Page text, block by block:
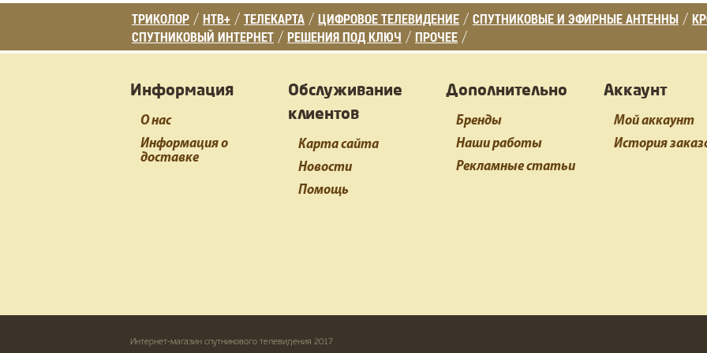
ТРИКОЛОР / НТВ+ / ТЕЛЕКАРТА / ЦИФРОВОЕ ТЕЛЕВИДЕНИЕ / СПУТНИКОВЫЕ И ЭФИРНЫЕ АНТЕННЫ /
СПУТНИКОВЫЙ ИНТЕРНЕТ / РЕШЕНИЯ ПОД КЛЮЧ / ПРОЧЕЕ /
Информация
О нас
Информация о
доставке
Обслуживание
клиентов
Карта сайта
Новости
Помощь
Дополнительно
Бренды
Наши работы
Рекламные статьи
Аккаунт
Мой аккаунт
История
Интернет-магазин спутникового телевидения 2017